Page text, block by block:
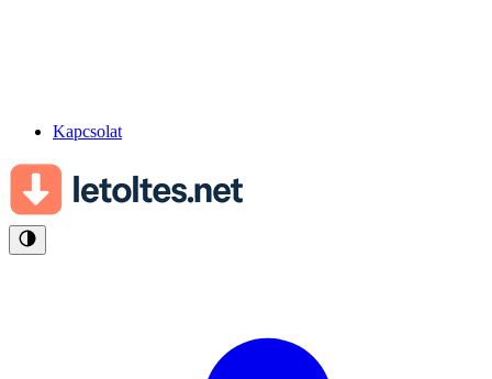
Kapcsolat